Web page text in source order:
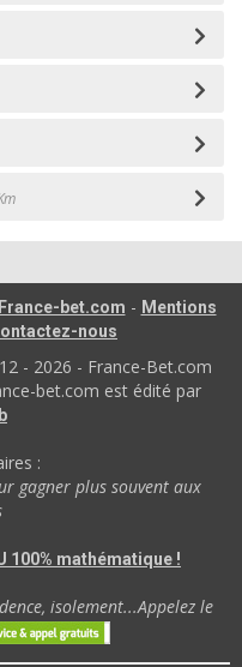
France-bet.com - Mentions
nous
- 2026 - France-Bet.com
bet.com est édité par
:
gagner plus souvent aux
100% mathématique !
isolement...Appelez le